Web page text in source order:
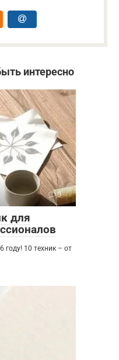
интересно
0
для
году! 10 техник – от